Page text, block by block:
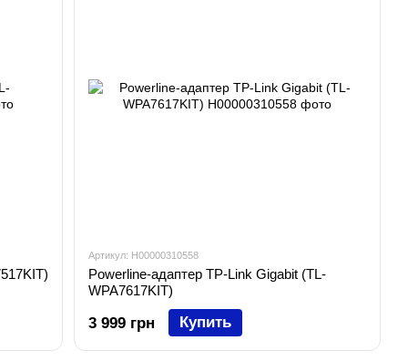
Артикул: H00000310558
Powerline-адаптер TP-Link Gigabit (TL-
WPA7617KIT)
3 999 грн Купить